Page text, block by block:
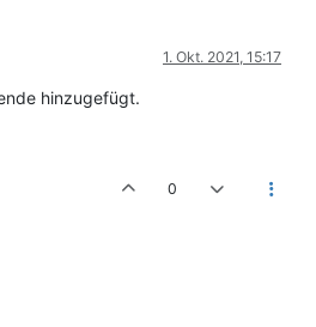
1. Okt. 2021, 15:17
hinzugefügt.
0